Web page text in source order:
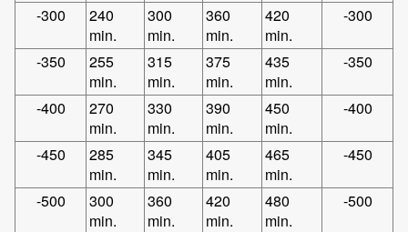
-300
240
min.
300
min.
360
min.
420
min.
-300
-350
255
min.
315
min.
375
min.
435
min.
-350
-400
270
min.
330
min.
390
min.
450
min.
-400
-450
285
min.
345
min.
405
min.
465
min.
-450
-500
300
min.
360
min.
420
min.
480
min.
-500